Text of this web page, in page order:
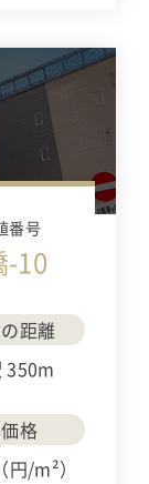
番号
-10
距離
350m
格
/m²）